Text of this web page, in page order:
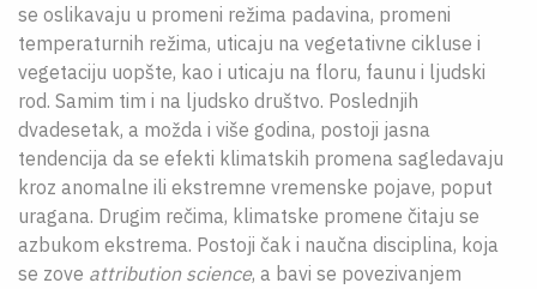
se oslikavaju u promeni režima padavina, promeni
temperaturnih režima, uticaju na vegetativne cikluse i
vegetaciju uopšte, kao i uticaju na floru, faunu i ljudski
rod. Samim tim i na ljudsko društvo. Poslednjih
dvadesetak, a možda i više godina, postoji jasna
tendencija da se efekti klimatskih promena sagledavaju
kroz anomalne ili ekstremne vremenske pojave, poput
uragana. Drugim rečima, klimatske promene čitaju se
azbukom ekstrema. Postoji čak i naučna disciplina, koja
se zove attribution science, a bavi se povezivanjem